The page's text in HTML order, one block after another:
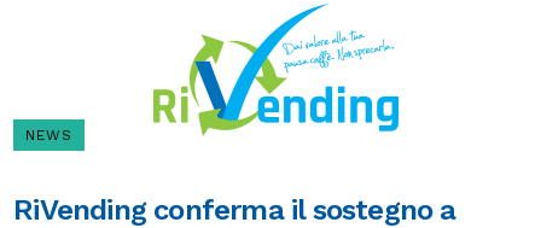
NEWS
RiVending conferma il sostegno a